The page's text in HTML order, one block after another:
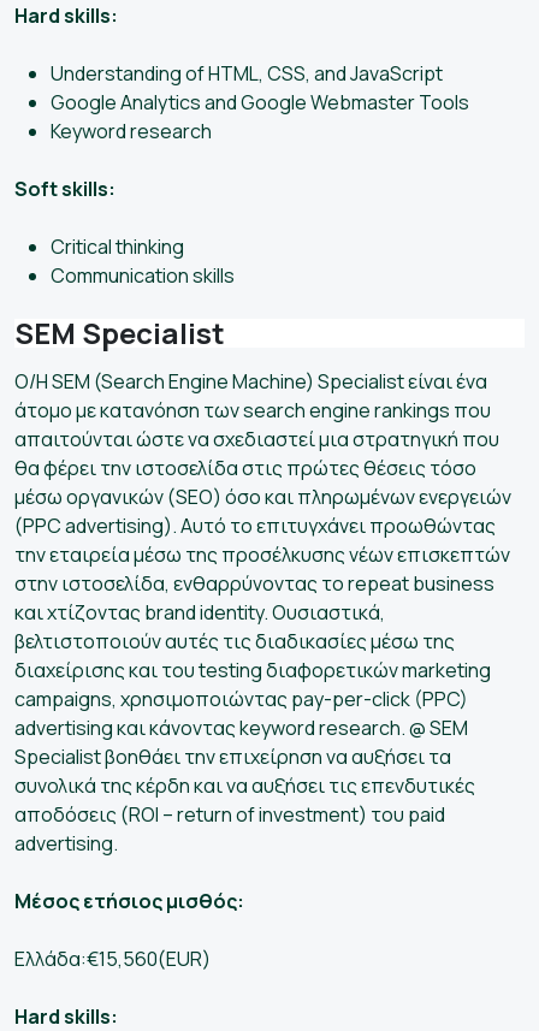
Hard skills:
Understanding of HTML, CSS, and JavaScript
Google Analytics and Google Webmaster Tools
Keyword research
Soft skills:
Critical thinking
Communication skills
SEM Specialist
Ο/Η SEM (Search Engine Machine) Specialist είναι ένα
άτομο με κατανόηση των search engine rankings που
απαιτούνται ώστε να σχεδιαστεί μια στρατηγική που
θα φέρει την ιστοσελίδα στις πρώτες θέσεις τόσο
μέσω οργανικών (SEO) όσο και πληρωμένων ενεργειών
(PPC advertising). Αυτό το επιτυγχάνει προωθώντας
την εταιρεία μέσω της προσέλκυσης νέων επισκεπτών
στην ιστοσελίδα, ενθαρρύνοντας το repeat business
και χτίζοντας brand identity. Ουσιαστικά,
βελτιστοποιούν αυτές τις διαδικασίες μέσω της
διαχείρισης και του testing διαφορετικών marketing
campaigns, χρησιμοποιώντας pay-per-click (PPC)
advertising και κάνοντας keyword research. @ SEM
Specialist βοηθάει την επιχείρηση να αυξήσει τα
συνολικά της κέρδη και να αυξήσει τις επενδυτικές
αποδόσεις (ROI – return of investment) του paid
advertising.
Μέσος ετήσιος μισθός:
Ελλάδα:€15,560(EUR)
Hard skills: